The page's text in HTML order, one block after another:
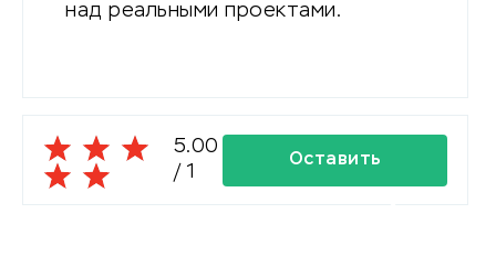
над реальными проектами.
5.00
/ 1
Оставить